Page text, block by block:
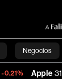
Negocios
310.94 +0.55%